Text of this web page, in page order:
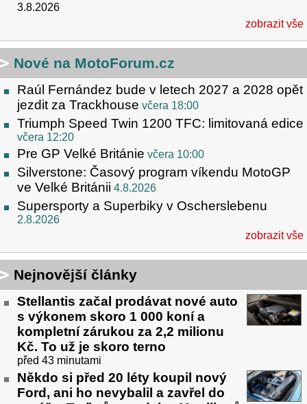
3.8.2026
zobrazit vše
Nové na MotoForum.cz
Raúl Fernández bude v letech 2027 a 2028 opět
jezdit za Trackhouse včera 18:00
Triumph Speed Twin 1200 TFC: limitovaná edice
včera 12:20
Pre GP Velké Británie včera 10:00
Silverstone: Časový program víkendu MotoGP
ve Velké Británii 4.8.2026
Supersporty a Superbiky v Oscherslebenu
2.8.2026
zobrazit vše
Nejnovější články
Stellantis začal prodávat nové auto
s výkonem skoro 1 000 koní a
kompletní zárukou za 2,2 milionu
Kč. To už je skoro terno
před 43 minutami
Někdo si před 20 léty koupil nový
Ford, ani ho nevybalil a zavřel do